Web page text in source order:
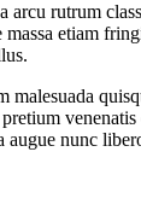
rutrum
massa etiam
augue nunc